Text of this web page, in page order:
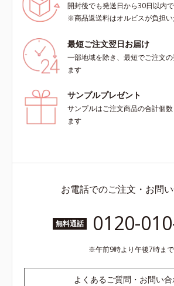
開封後でも発送日から30日以内
※商品返送料はオルビスが負担
最短ご注文翌日お届け
一部地域を除き、最短でご注文
ます
サンプルプレゼント
サンプルはご注文商品の合計個
ます
お電話でのご注文・お問
無料通話 0120-
午前9時より午後7時まで
よくあるご質問・お問い